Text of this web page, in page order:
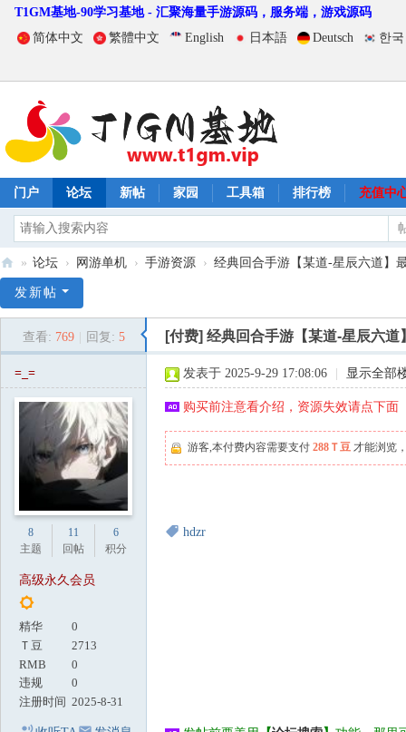
T1GM基地-90学习基地 - 汇聚海量手游源码，服务端，游戏源码
简体中文
繁體中文 English 日本語 Deutsch 한
门户 论坛 新帖 家园 工具箱 排行榜 充值中
1
» 论坛 › 网游单机 › 手游资源 › 经典回合手游【某道-星辰六道】
发新帖
查看: 769 回复: 5 [付费] 经典回合手游【某道-星辰六
=_=
8
主题
11
回帖
6
积分
高级永久会员
精华
0
Ｔ豆
2713
RMB
0
违规
0
注册时间 2025-8-31
发表于 2025-9-29 17:08:06 显示全部
购买前注意看介绍，资源失效请点下
游客,本付费内容需要支付 288Ｔ豆 才能浏览
hdzr